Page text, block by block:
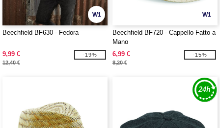
W1
Beechfield BF630 - Fedora
9,99 €
12,40 €
-19%
W1
Beechfield BF720 - Cappello Fatto a
Mano
6,99 €
8,20 €
-15%